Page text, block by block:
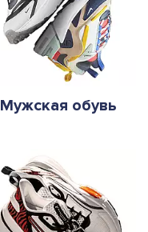
Мужская обувь